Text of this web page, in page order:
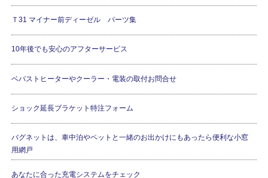
Ｔ31 マイナー前ディーゼル パーツ集
10年後でも安心のアフターサービス
ベバストヒーターやクーラー・電装の取付お問合せ
ショック延長ブラケット特注フォーム
バグネットは、車中泊やペットと一緒のお出かけにもあったら便利な小窓
用網戸
あなたに合った充電システムをチェック